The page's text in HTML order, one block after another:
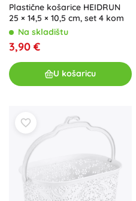
Plastične košarice HEIDRUN
25 × 14,5 × 10,5 cm, set 4 kom
Na skladištu
3,90 €
U košaricu